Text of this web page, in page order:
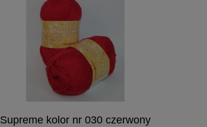
Supreme kolor nr 030 czerwony